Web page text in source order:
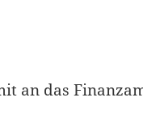
an das